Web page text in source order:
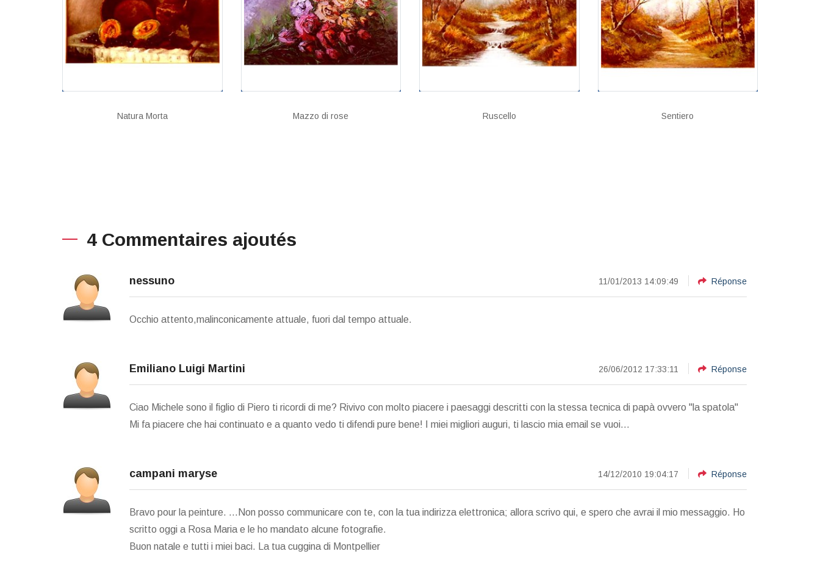
Natura Morta Mazzo di rose Ruscello Sentiero
4 Commentaires ajoutés
nessuno 11/01/2013 14:09:49 Réponse
Occhio attento,malinconicamente attuale, fuori dal tempo attuale.
Emiliano Luigi Martini 26/06/2012 17:33:11 Réponse
Ciao Michele sono il figlio di Piero ti ricordi di me? Rivivo con molto piacere i paesaggi descritti con la stessa tecnica di papà ovvero "la spatola"
Mi fa piacere che hai continuato e a quanto vedo ti difendi pure bene! I miei migliori auguri, ti lascio mia email se vuoi...
campani maryse 14/12/2010 19:04:17 Réponse
Bravo pour la peinture. ...Non posso communicare con te, con la tua indirizza elettronica; allora scrivo qui, e spero che avrai il mio messaggio. Ho
scritto oggi a Rosa Maria e le ho mandato alcune fotografie.
Buon natale e tutti i miei baci. La tua cuggina di Montpellier